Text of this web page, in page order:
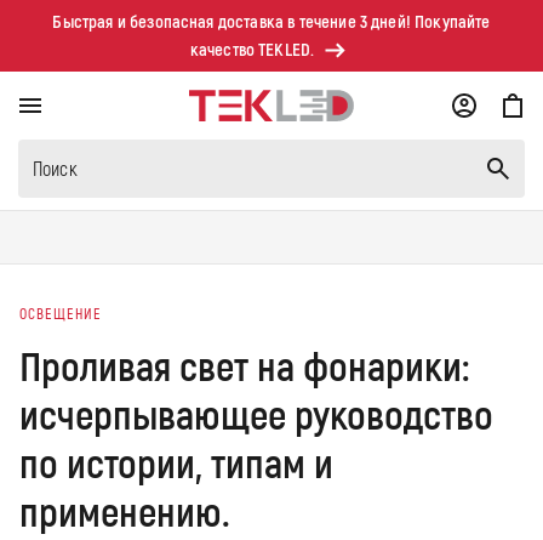
Перейти к
Быстрая и безопасная доставка в течение 3 дней! Покупайте
качество TEKLED.
Поиск
Корзина
ОСВЕЩЕНИЕ
Проливая свет на фонарики:
исчерпывающее руководство
по истории, типам и
применению.